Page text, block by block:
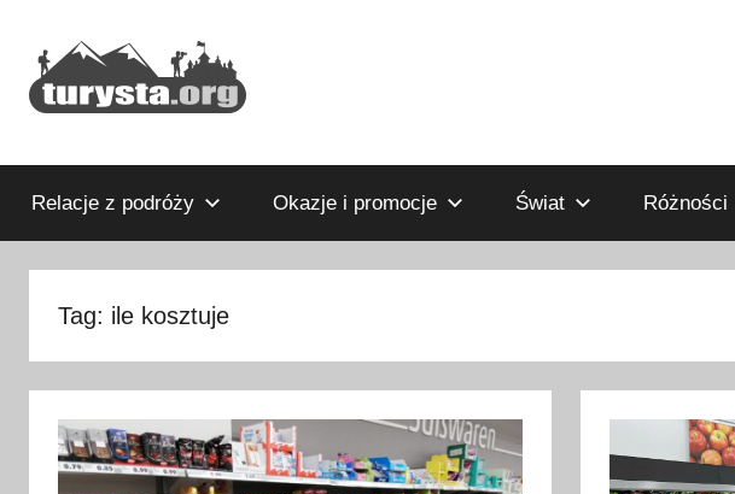
treści
Turysta.org
blog
podróżniczy
Relacje z podróży Okazje i promocje Świat Różności
Tag: ile kosztuje